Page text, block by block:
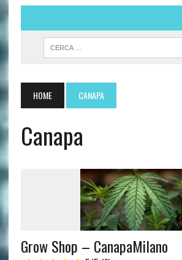
HOME CANAPA
Canapa
Grow Shop – CanapaMilano